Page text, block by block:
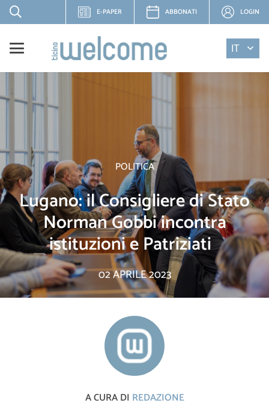
E-PAPER ABBONATI LOGIN
IT
POLITICA
Lugano: il Consigliere di Stato
Norman Gobbi incontra
istituzioni e Patriziati
02 APRILE 2023
A CURA DI REDAZIONE